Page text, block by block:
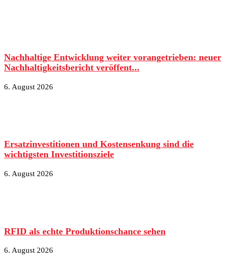
Nachhaltige Entwicklung weiter vorangetrieben: neuer
Nachhaltigkeitsbericht veröffent...
6. August 2026
Ersatzinvestitionen und Kostensenkung sind die
wichtigsten Investitionsziele
6. August 2026
RFID als echte Produktionschance sehen
6. August 2026